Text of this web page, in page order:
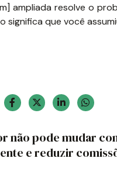
ampliada resolve o
significa que você
não pode mudar
e reduzir